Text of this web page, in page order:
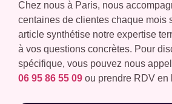
Chez nous à Paris, nous
centaines de clientes chaque mois
article synthétise notre expertise
à vos questions concrètes. Pour
spécifique, vous pouvez nous
06 95 86 55 09 ou prendre RDV en